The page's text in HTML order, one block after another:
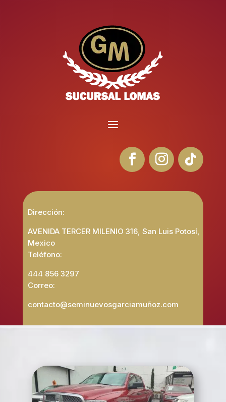
Dirección:
AVENIDA TERCER MILENIO 316, San Luis Potosí,
Mexico
Teléfono:
444 856 3297
Correo:
contacto@seminuevosgarciamuñoz.com